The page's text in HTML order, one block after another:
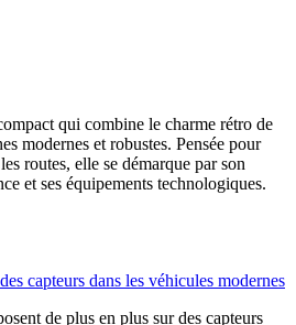
qui combine le charme rétro de
modernes et robustes. Pensée pour
routes, elle se démarque par son
et ses équipements technologiques.
capteurs dans les véhicules modernes
de plus en plus sur des capteurs